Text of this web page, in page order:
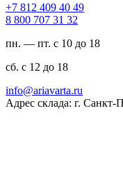
94 04 904 218 7+
23 13 707 008 8
пн. — пт. с 10 до 18
сб. с 12 до 18
ur.atravaira@ofni
Адрес склада: г. Санкт-